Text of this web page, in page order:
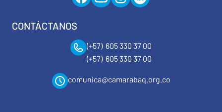
CONTÁCTANOS
(+57) 605 330 37 00
(+57) 605 330 37 00
comunica@camarabaq.org.co